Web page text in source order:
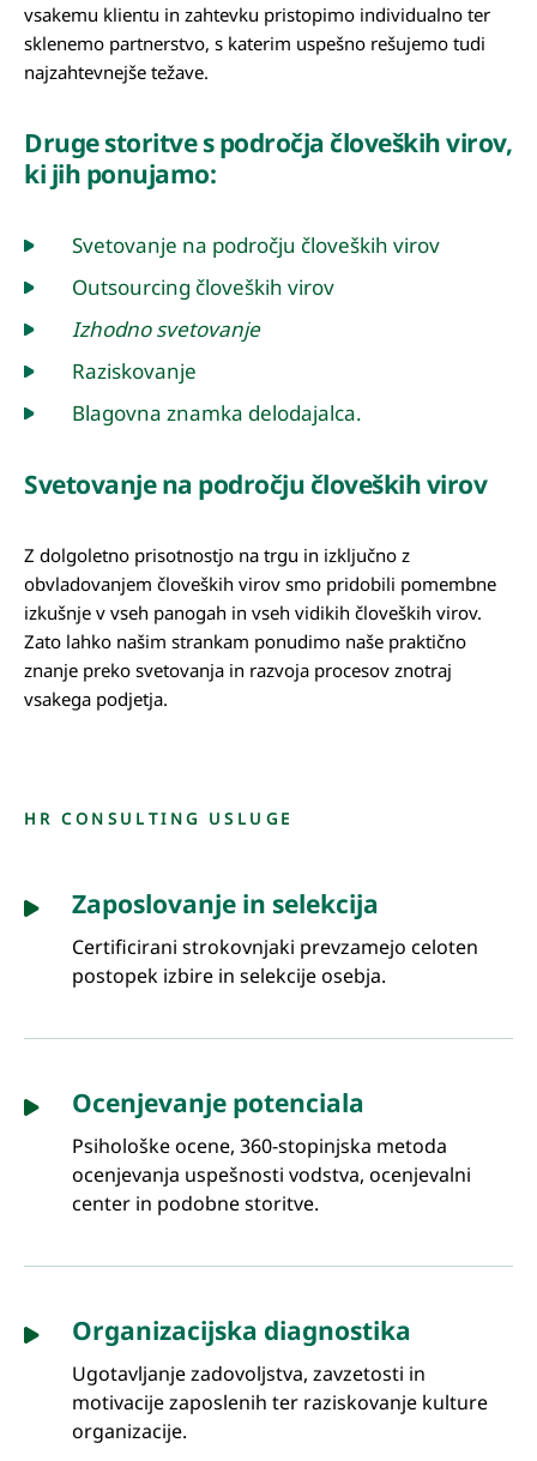
vsakemu klientu in zahtevku pristopimo individualno ter
sklenemo partnerstvo, s katerim uspešno rešujemo tudi
najzahtevnejše težave.
Druge storitve s področja človeških virov,
ki jih ponujamo:
Svetovanje na področju človeških virov
Outsourcing človeških virov
Izhodno svetovanje
Raziskovanje
Blagovna znamka delodajalca.
Svetovanje na področju človeških virov
Z dolgoletno prisotnostjo na trgu in izključno z
obvladovanjem človeških virov smo pridobili pomembne
izkušnje v vseh panogah in vseh vidikih človeških virov.
Zato lahko našim strankam ponudimo naše praktično
znanje preko svetovanja in razvoja procesov znotraj
vsakega podjetja.
HR CONSULTING USLUGE
Zaposlovanje in selekcija
Certificirani strokovnjaki prevzamejo celoten
postopek izbire in selekcije osebja.
Ocenjevanje potenciala
Psihološke ocene, 360-stopinjska metoda
ocenjevanja uspešnosti vodstva, ocenjevalni
center in podobne storitve.
Organizacijska diagnostika
Ugotavljanje zadovoljstva, zavzetosti in
motivacije zaposlenih ter raziskovanje kulture
organizacije.